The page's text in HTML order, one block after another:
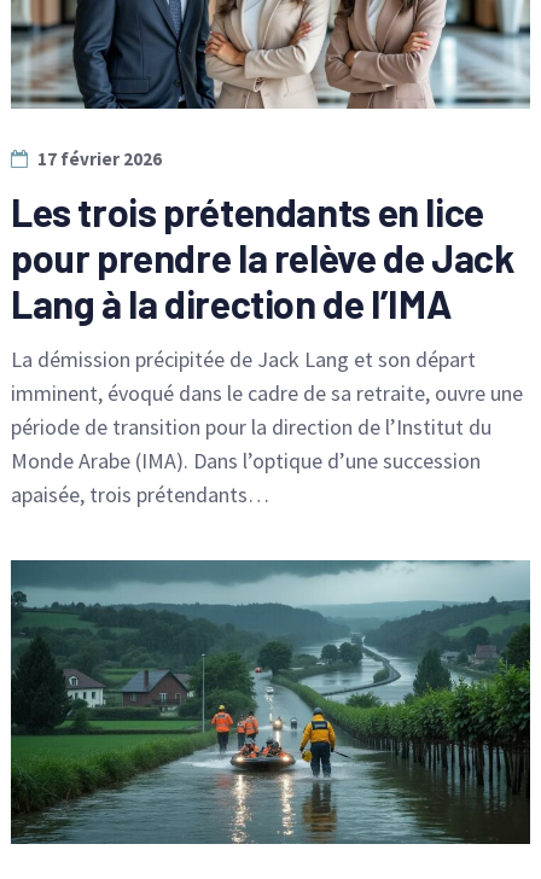
17 février 2026
Les trois prétendants en lice
pour prendre la relève de Jack
Lang à la direction de l’IMA
La démission précipitée de Jack Lang et son départ
imminent, évoqué dans le cadre de sa retraite, ouvre une
période de transition pour la direction de l’Institut du
Monde Arabe (IMA). Dans l’optique d’une succession
apaisée, trois prétendants…